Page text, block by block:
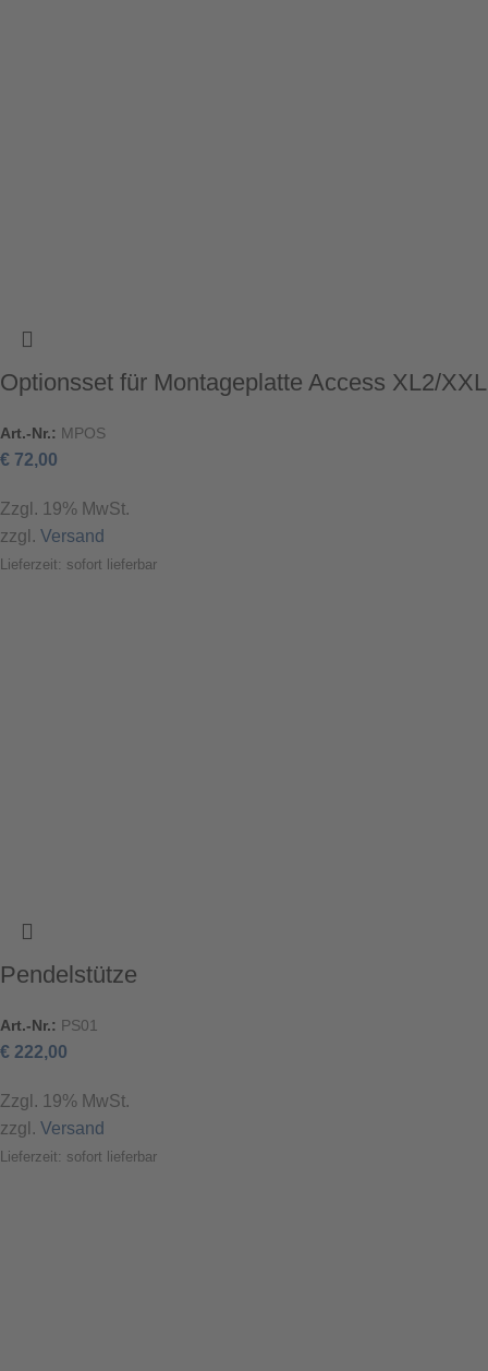
Optionsset für Montageplatte Access XL2/XXL
Art.-Nr.: MPOS
€ 72,00
Zzgl. 19% MwSt.
zzgl. Versand
Lieferzeit: sofort lieferbar
Pendelstütze
Art.-Nr.: PS01
€ 222,00
Zzgl. 19% MwSt.
zzgl. Versand
Lieferzeit: sofort lieferbar